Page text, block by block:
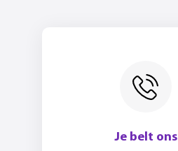
Je belt ons